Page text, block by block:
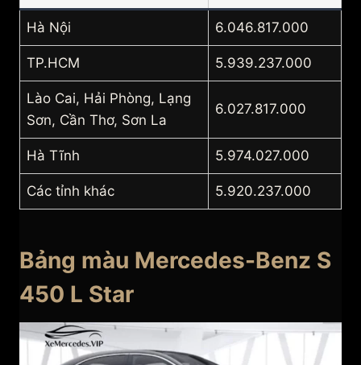
Hà Nội 6.046.817.000
TP.HCM 5.939.237.000
Lào Cai, Hải Phòng, Lạng
Sơn, Cần Thơ, Sơn La
6.027.817.000
Hà Tĩnh 5.974.027.000
Các tỉnh khác 5.920.237.000
Bảng màu Mercedes-Benz S
450 L Star